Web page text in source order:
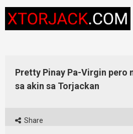
content
Pretty Pinay Pa-Virgin pero
sa akin sa Torjackan
Share